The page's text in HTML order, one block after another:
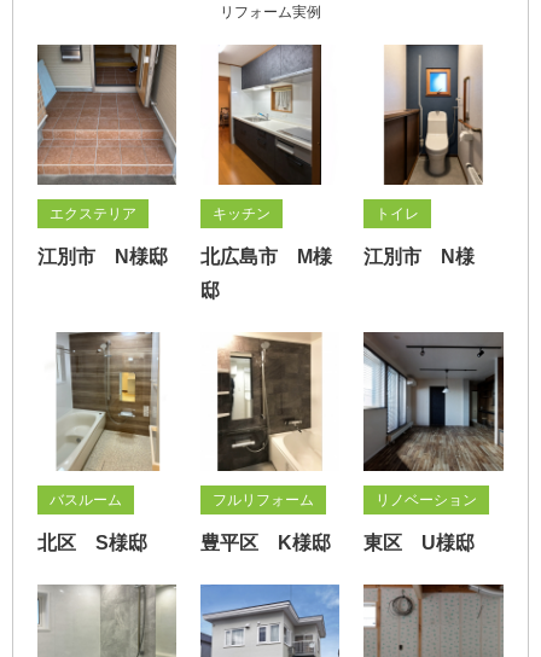
リフォーム実例
エクステリア
江別市 N様邸
キッチン
北広島市 M様
邸
トイレ
江別市 N様
バスルーム
北区 S様邸
フルリフォーム
豊平区 K様邸
リノベーション
東区 U様邸